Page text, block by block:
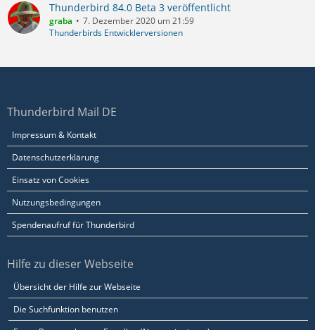
Thunderbird 84.0 Beta 3 veröffentlicht
graba
7. Dezember 2020 um 21:59
Thunderbirds Entwicklerversionen
Thunderbird Mail DE
Impressum & Kontakt
Datenschutzerklärung
Einsatz von Cookies
Nutzungsbedingungen
Spendenaufruf für Thunderbird
Hilfe zu dieser Webseite
Übersicht der Hilfe zur Webseite
Die Suchfunktion benutzen